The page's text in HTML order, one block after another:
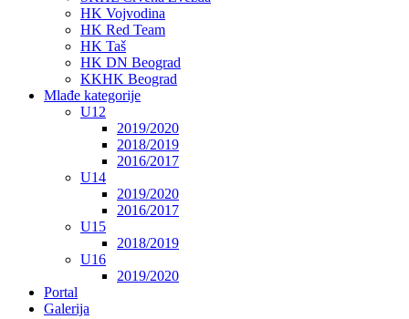
HK Vojvodina
HK Red Team
HK Taš
HK DN Beograd
KKHK Beograd
Mlađe kategorije
U12
2019/2020
2018/2019
2016/2017
U14
2019/2020
2016/2017
U15
2018/2019
U16
2019/2020
Portal
Galerija